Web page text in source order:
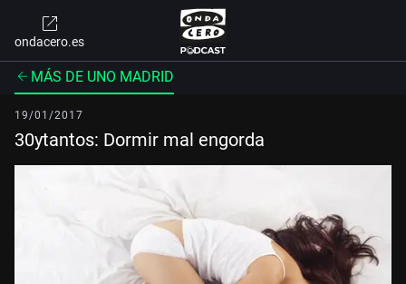
ondacero.es
MÁS DE UNO MADRID
19/01/2017
30ytantos: Dormir mal engorda